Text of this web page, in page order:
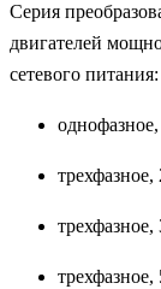
Серия
двигателей
сетевого питания: